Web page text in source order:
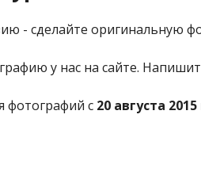
- сделайте оригинальную
у нас на сайте.
фотографий с 20 августа 2015